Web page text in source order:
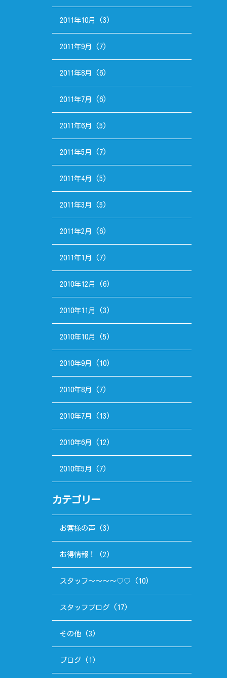
2011年10月 (3)
2011年9月 (7)
2011年8月 (6)
2011年7月 (6)
2011年6月 (5)
2011年5月 (7)
2011年4月 (5)
2011年3月 (5)
2011年2月 (6)
2011年1月 (7)
2010年12月 (6)
2010年11月 (3)
2010年10月 (5)
2010年9月 (10)
2010年8月 (7)
2010年7月 (13)
2010年6月 (12)
2010年5月 (7)
カテゴリー
お客様の声(3)
お得情報！ (2)
スタッフ～～～～♡♡ (10)
スタッフブログ(17)
その他(3)
ブログ(1)